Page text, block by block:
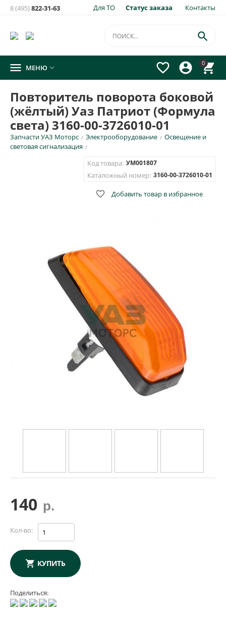
Для ТО Статус заказа Контакты
8 (495)822-31-63
0




 МЕНЮ 
Повторитель поворота боковой
(жёлтый) Уаз Патриот (Формула
света) 3160-00-3726010-01
Запчасти УАЗ Моторс / Электрооборудование / Освещение и
световая сигнализация /
Код товара: УМ001807
Каталожный номер: 3160-00-3726010-01
 Добавить товар в избранное
140 р.
Кол-во:
КУПИТЬ
Поделиться: